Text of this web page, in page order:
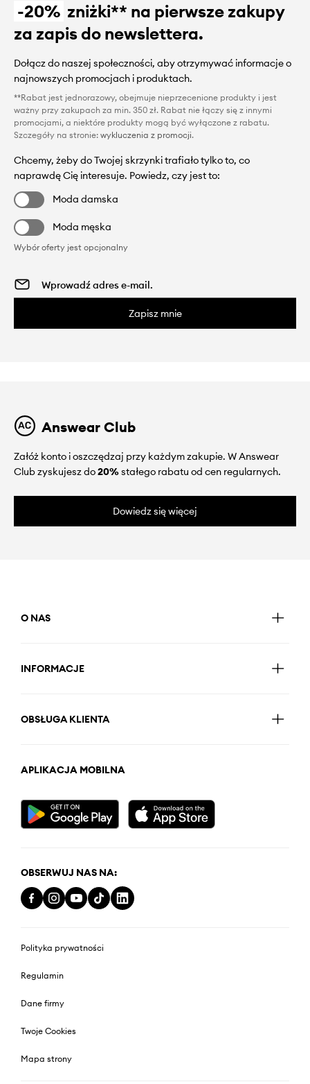
-20% zniżki** na pierwsze zakupy
za zapis do newslettera.
Dołącz do naszej społeczności, aby otrzymywać informacje o
najnowszych promocjach i produktach.
**Rabat jest jednorazowy, obejmuje nieprzecenione produkty i jest
ważny przy zakupach za min. 350 zł. Rabat nie łączy się z innymi
promocjami, a niektóre produkty mogą być wyłączone z rabatu.
Szczegóły na stronie: wykluczenia z promocji.
Chcemy, żeby do Twojej skrzynki trafiało tylko to, co
naprawdę Cię interesuje. Powiedz, czy jest to:
Moda damska
Moda męska
Wybór oferty jest opcjonalny
Zapisz mnie
Answear Club
Załóż konto i oszczędzaj przy każdym zakupie. W Answear
Club zyskujesz do20%stałego rabatu od cen regularnych.
Dowiedz się więcej
O NAS
INFORMACJE
OBSŁUGA KLIENTA
APLIKACJA MOBILNA
OBSERWUJ NAS NA:
Polityka prywatności
Regulamin
Dane firmy
Twoje Cookies
Mapa strony